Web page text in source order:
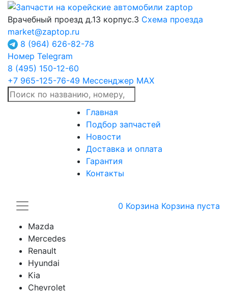
Врачебный проезд д.13 корпус.3 Схема проезда
market@zaptop.ru
8 (964) 626-82-78
Номер Telegram
8 (495) 150-12-60
+7 965-125-76-49 Мессенджер MAX
Главная
Подбор запчастей
Новости
Доставка и оплата
Гарантия
Контакты
0 Корзина Корзина пуста
Mazda
Mercedes
Renault
Hyundai
Kia
Chevrolet